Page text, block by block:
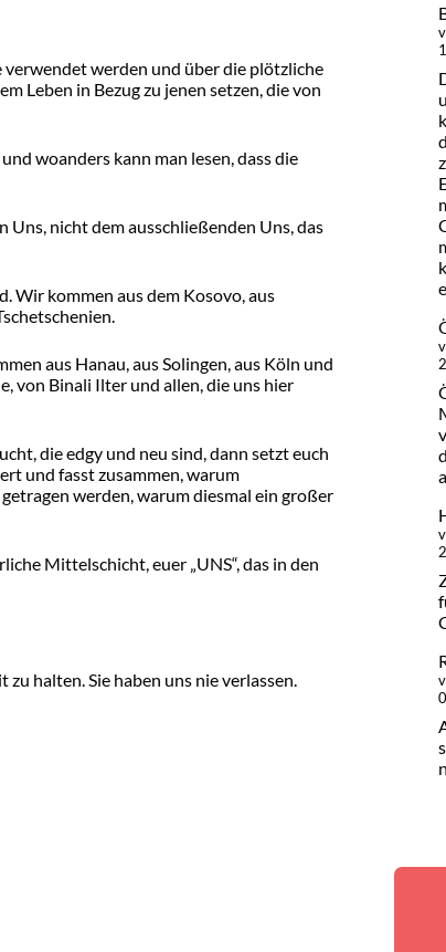
werden und über die plötzliche
Leben in Bezug zu jenen setzen, die von
woanders kann man lesen, dass die
nicht dem ausschließenden Uns, das
Wir kommen aus dem Kosovo, aus
aus Hanau, aus Solingen, aus Köln und
von Binali Ilter und allen, die uns hier
die edgy und neu sind, dann setzt euch
und fasst zusammen, warum
werden, warum diesmal ein großer
Mittelschicht, euer „UNS“, das in den
halten. Sie haben uns nie verlassen.